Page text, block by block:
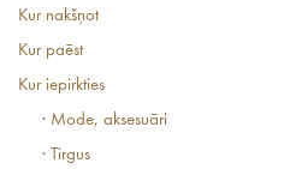
Kur nakšņot
Kur paēst
Kur iepirkties
· Mode, aksesuāri
· Tirgus